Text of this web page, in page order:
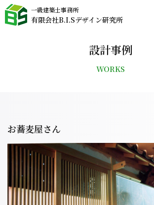
一級建築士事務所
有限会社B.I.Sデザイン研究所
設計事例
WORKS
お蕎麦屋さん